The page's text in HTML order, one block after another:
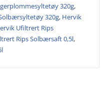
320g,
320g, Hervik
Ufiltrert Rips
Rips Solbærsaft 0,5l,